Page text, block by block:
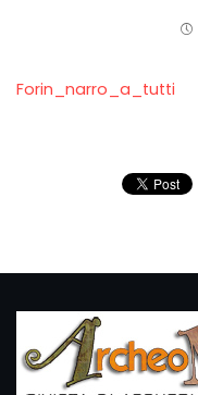
Forin_narro_a_tutti